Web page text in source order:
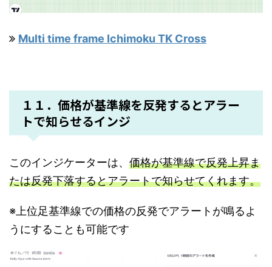
Multi time frame Ichimoku TK Cross
１１．価格が基準線を反発するとアラー
トで知らせるインジ
このインジケーターは、 価格が基準線で反発上昇ま
たは反発下落するとアラートで知らせてくれます。
※上位足基準線での価格の反発でアラートが鳴るよ
うにすることも可能です